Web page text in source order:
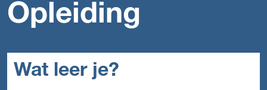
Opleiding
Wat leer je?